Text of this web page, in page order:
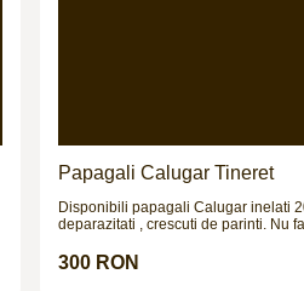
Papagali Calugar Tineret
Disponibili papagali Calugar inelati
deparazitati , crescuti de parinti. Nu
300 RON